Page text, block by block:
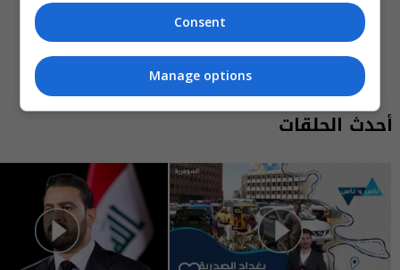
أحدث الحلقات
Consent
Manage options